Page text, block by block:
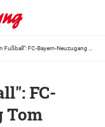
FC-
Tom